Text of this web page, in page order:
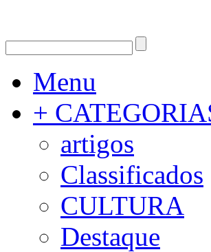
Menu
+
artigos
Classificados
CULTURA
Destaque